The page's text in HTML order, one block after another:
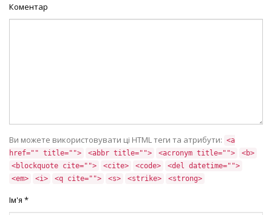
Коментар
Ви можете використовувати ці HTML теги та атрибути: <a
href="" title="">
<abbr title=""> <acronym title="">
<b>
<blockquote cite="">
<cite> <code>
<del datetime="">
<em>
<i> <q cite=""> <s> <strike> <strong>
Ім'я *